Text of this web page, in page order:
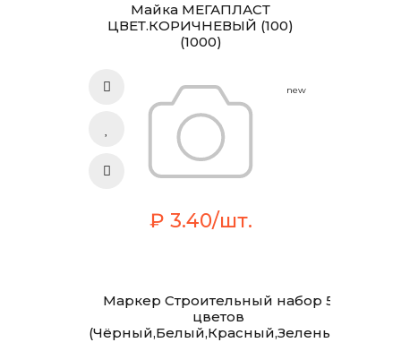
Майка МЕГАПЛАСТ
ЦВЕТ.КОРИЧНЕВЫЙ (100)
(1000)
new
₽ 3.40/шт.
Маркер Строительный набор 5
цветов
(Чёрный,Белый,Красный,Зеленый,Синий)